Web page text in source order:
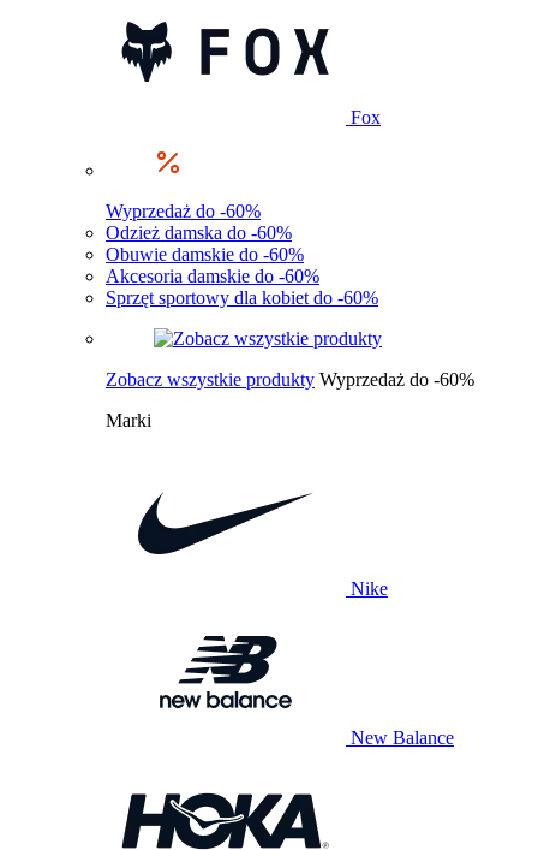
Fox
Wyprzedaż do -60%
Odzież damska do -60%
Obuwie damskie do -60%
Akcesoria damskie do -60%
Sprzęt sportowy dla kobiet do -60%
Zobacz wszystkie produkty Wyprzedaż do -60%
Marki
Nike
New Balance